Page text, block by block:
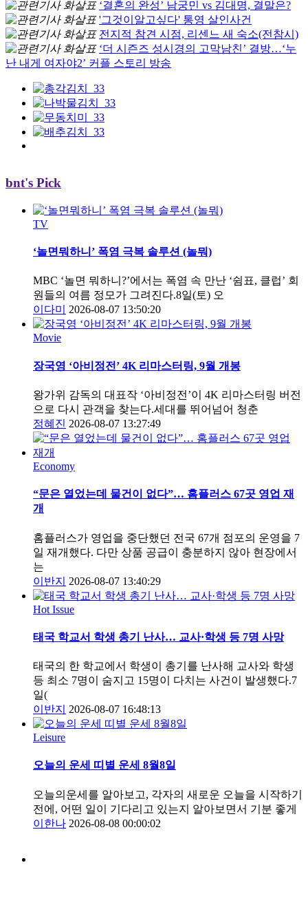
‘결혼의 완성’ 남궁민 vs 김대명, 결말은?
'그것이알고싶다' 통영 살인사건
전지적 참견 시점, 리센느 새 숙소(전참시)
‘더 시즌즈 성시경의 고막남친’ 결방…‘누
난 내게 여자야2’ 커플 스토리 방송
bnt's Pick
TV
‘놀면뭐하니’ 폭염 극복 솔루션 (놀뭐)
MBC ‘놀면 뭐하니?’에서는 폭염 속 만난 ‘쉼표, 클럽’ 회
원들의 여름 정모가 그려진다.8일(토) 오
이다미
2026-08-07 13:50:20
Movie
장국영 ‘아비정전’ 4K 리마스터링, 9월 개봉
왕가위 감독의 대표작 ‘아비정전’이 4K 리마스터링 버전
으로 다시 관객을 찾는다.세대를 뛰어넘어 청춘
정혜진 2026-08-07 13:27:49
Economy
“문은 열었는데 물건이 없다”… 홈플러스 67곳 영업 재
개
홈플러스가 영업을 중단했던 전국 67개 점포의 운영을 7
일 재개했다. 다만 상품 공급이 충분하지 않아 현장에서
는
이반지
2026-08-07 13:40:29
Hot Issue
태국 학교서 학생 총기 난사… 교사·학생 등 7명 사망
태국의 한 학교에서 학생이 총기를 난사해 교사와 학생
등 최소 7명이 숨지고 15명이 다치는 사건이 발생했다.7
일(
이반지
2026-08-07 16:48:13
Leisure
오늘의 운세 띠별 운세 8월8일
오늘의운세를 알아보고, 각자의 새로운 오늘을 시작하기
전에, 어떤 일이 기다리고 있는지 알아보면서 기분 좋게
이한나 2026-08-08 00:00:02